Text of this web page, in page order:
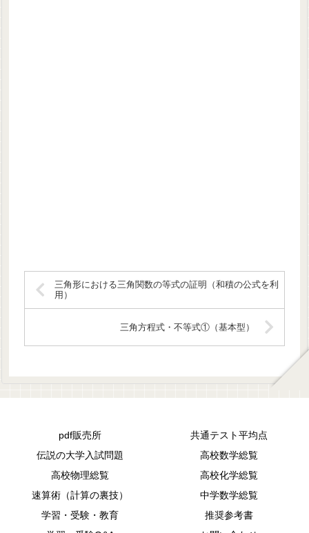
三角形における三角関数の等式の証明（和積の公式を利
用）
三角方程式・不等式①（基本型）
pdf販売所
共通テスト平均点
伝説の大学入試問題
高校数学総覧
高校物理総覧
高校化学総覧
速算術（計算の裏技）
中学数学総覧
学習・受験・教育
推奨参考書